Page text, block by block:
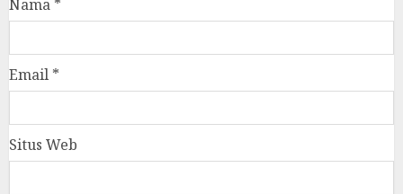
Nama *
Email *
Situs Web